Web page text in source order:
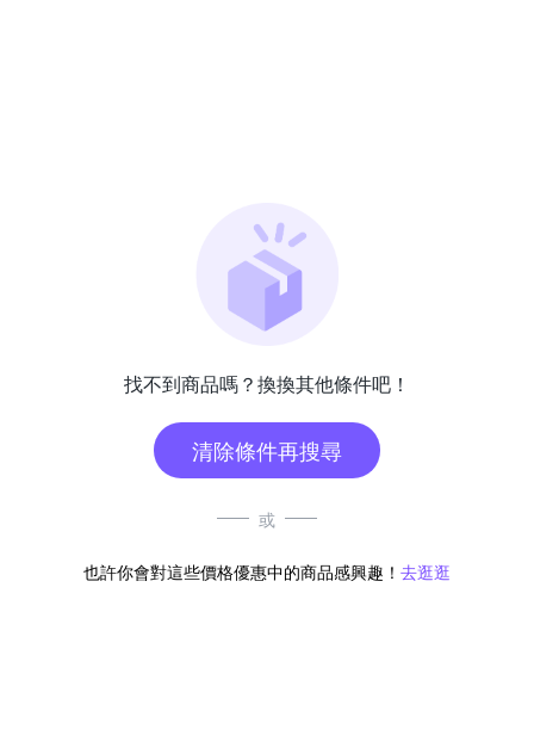
找不到商品嗎？換換其他條件吧！
清除條件再搜尋
或
也許你會對這些價格優惠中的商品感興趣！ 去逛逛